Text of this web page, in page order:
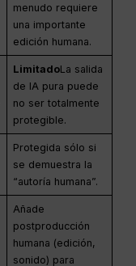
menudo requiere
una importante
edición humana.
LimitadoLa salida
de IA pura puede
no ser totalmente
protegible.
Protegida sólo si
se demuestra la
“autoría humana”.
Añade
postproducción
humana (edición,
sonido) para